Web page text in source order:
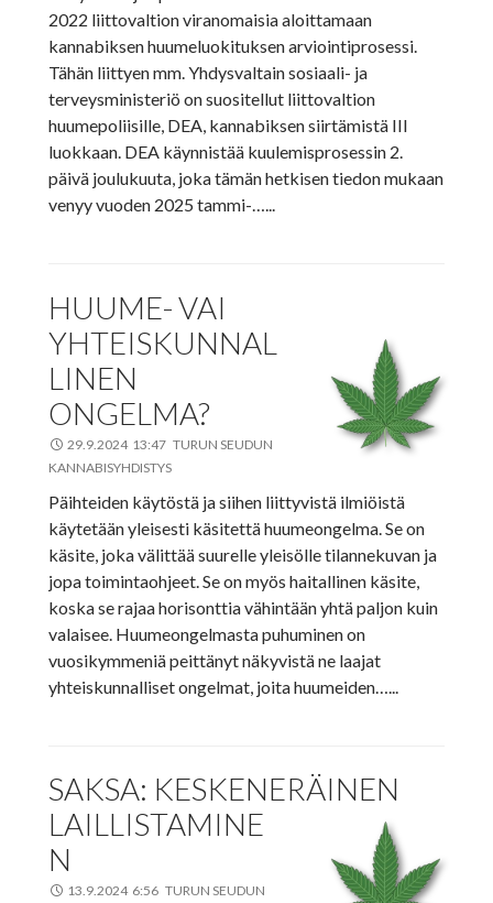
2022 liittovaltion viranomaisia aloittamaan
kannabiksen huumeluokituksen arviointiprosessi.
Tähän liittyen mm. Yhdysvaltain sosiaali- ja
terveysministeriö on suositellut liittovaltion
huumepoliisille, DEA, kannabiksen siirtämistä III
luokkaan. DEA käynnistää kuulemisprosessin 2.
päivä joulukuuta, joka tämän hetkisen tiedon mukaan
venyy vuoden 2025 tammi-…...
HUUME- VAI
YHTEISKUNNAL
LINEN
ONGELMA?
29.9.2024 13:47 TURUN SEUDUN
KANNABISYHDISTYS
Päihteiden käytöstä ja siihen liittyvistä ilmiöistä
käytetään yleisesti käsitettä huumeongelma. Se on
käsite, joka välittää suurelle yleisölle tilannekuvan ja
jopa toimintaohjeet. Se on myös haitallinen käsite,
koska se rajaa horisonttia vähintään yhtä paljon kuin
valaisee. Huumeongelmasta puhuminen on
vuosikymmeniä peittänyt näkyvistä ne laajat
yhteiskunnalliset ongelmat, joita huumeiden…...
SAKSA: KESKENERÄINEN
LAILLISTAMINE
N
13.9.2024 6:56 TURUN SEUDUN